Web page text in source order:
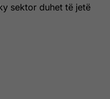
sektor duhet të jetë